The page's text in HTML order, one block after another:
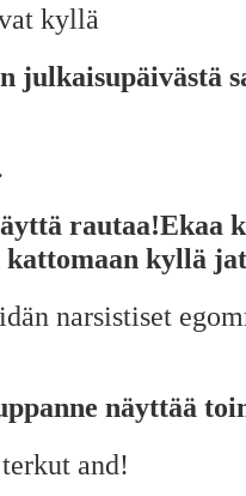
kyllä
julkaisupäivästä
rautaa!Ekaa
kattomaan kyllä
narsistiset
näyttää
and!